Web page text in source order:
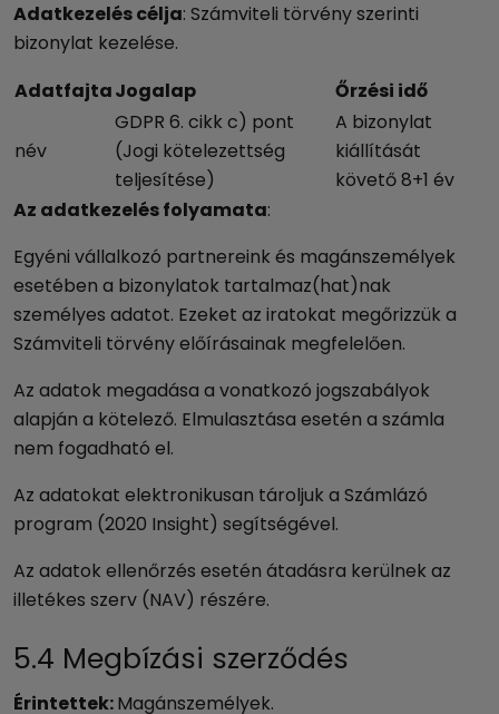
Adatkezelés célja: Számviteli törvény szerinti
bizonylat kezelése.
AdatfajtaJogalap Őrzési idő
név
GDPR 6. cikk c) pont
(Jogi kötelezettség
teljesítése)
A bizonylat
kiállítását
követő 8+1 év
Az adatkezelés folyamata:
Egyéni vállalkozó partnereink és magánszemélyek
esetében a bizonylatok tartalmaz(hat)nak
személyes adatot. Ezeket az iratokat megőrizzük a
Számviteli törvény előírásainak megfelelően.
Az adatok megadása a vonatkozó jogszabályok
alapján a kötelező. Elmulasztása esetén a számla
nem fogadható el.
Az adatokat elektronikusan tároljuk a Számlázó
program (2020 Insight) segítségével.
Az adatok ellenőrzés esetén átadásra kerülnek az
illetékes szerv (NAV) részére.
5.4 Megbízási szerződés
Érintettek:Magánszemélyek.